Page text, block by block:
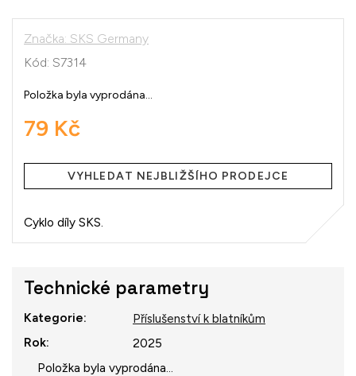
Značka: SKS Germany
Kód: S7314
79 Kč
cena:
VYHLEDAT NEJBLIŽŠÍHO PRODEJCE
Položka byla vyprodána…
Cyklo díly SKS.
Technické parametry
Kategorie:
Příslušenství k blatníkům
Rok:
2025
Položka byla vyprodána…